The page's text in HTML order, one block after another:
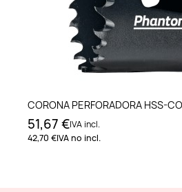
CORONA PERFORADORA HSS-
51,67 €IVA incl.
42,70 €IVA no incl.